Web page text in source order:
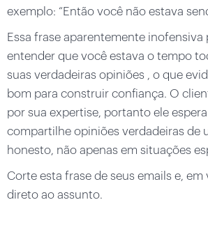
exemplo: “Então você não estava
Essa frase aparentemente inofensiva
entender que você estava o tempo
suas verdadeiras opiniões , o que
bom para construir confiança. O
por sua expertise, portanto ele
compartilhe opiniões verdadeiras de
honesto, não apenas em situações
Corte esta frase de seus emails e, em
direto ao assunto.